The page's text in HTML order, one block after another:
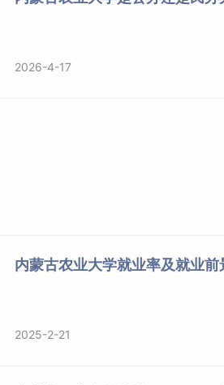
2026-4-17
内蒙古农业大学就业率及就业前
2025-2-21